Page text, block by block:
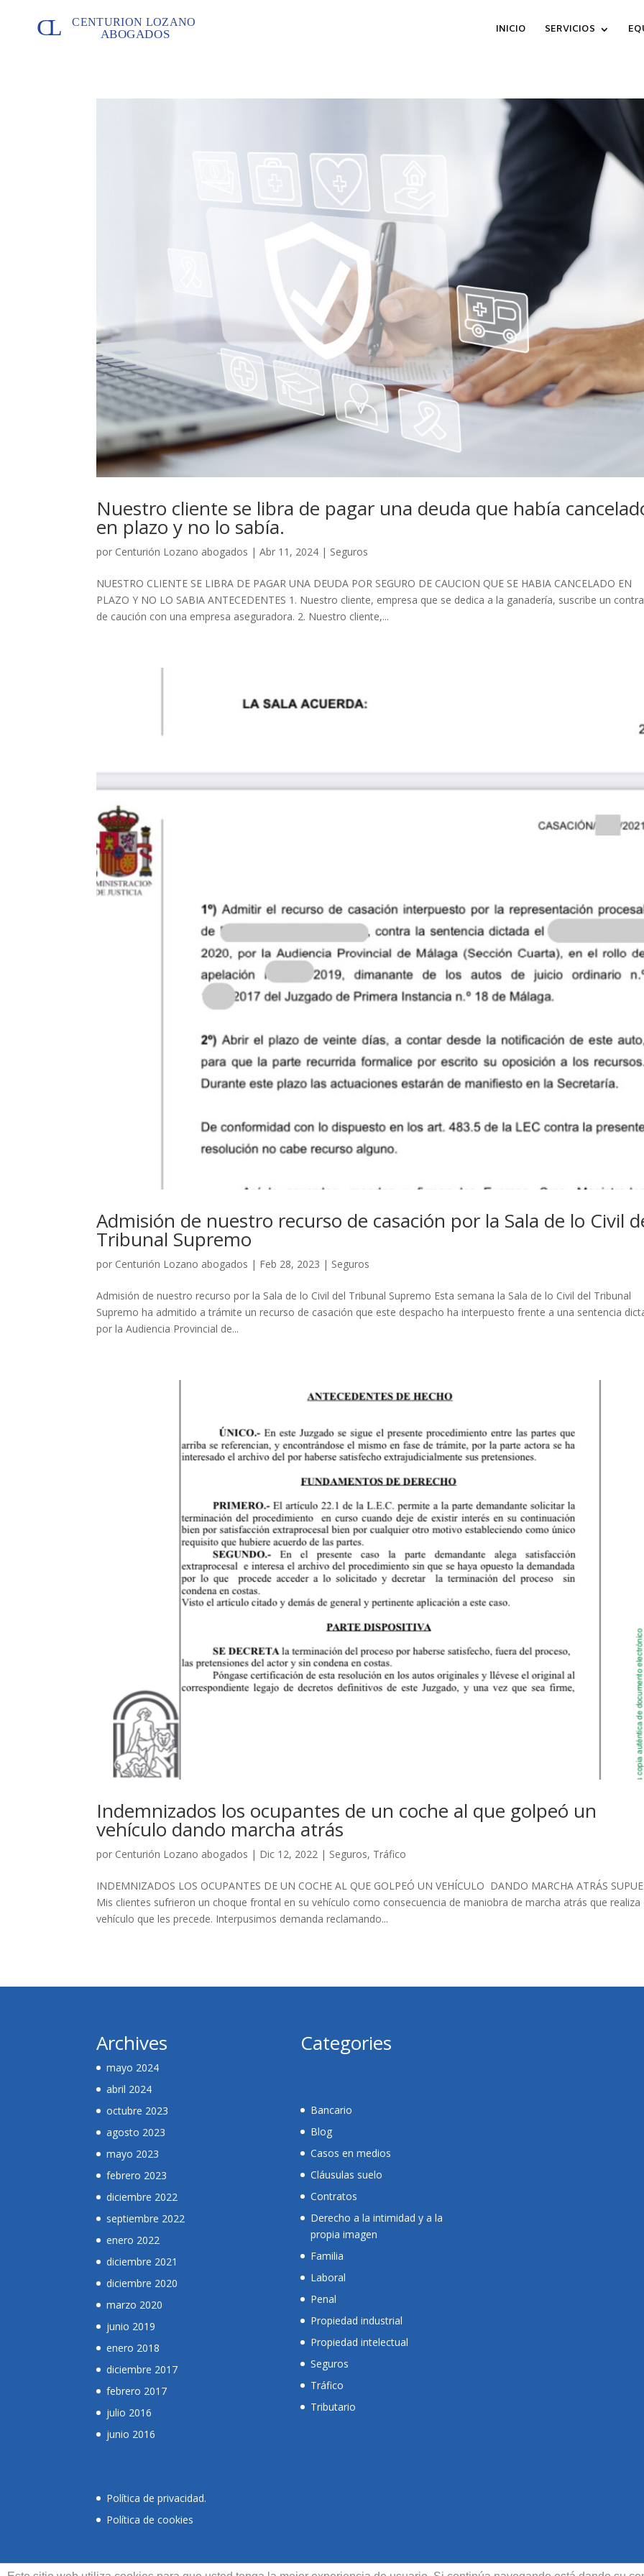
INICIO SERVICIOS
Nuestro cliente se libra de pagar una deuda que había
en plazo y no lo sabía.
por Centurión Lozano abogados |Abr 11, 2024 | Seguros
NUESTRO CLIENTE SE LIBRA DE PAGAR UNA DEUDA POR SEGURO DE CAUCION QUE SE HABIA CANCELADO EN
PLAZO Y NO LO SABIA ANTECEDENTES 1. Nuestro cliente, empresa que se dedica a la ganadería, suscribe un
de caución con una empresa aseguradora. 2. Nuestro cliente,...
Admisión de nuestro recurso de casación por la Sala de lo Civil
Tribunal Supremo
por Centurión Lozano abogados | Feb 28, 2023 | Seguros
Admisión de nuestro recurso por la Sala de lo Civil del Tribunal Supremo Esta semana la Sala de lo Civil del Tribunal
Supremo ha admitido a trámite un recurso de casación que este despacho ha interpuesto frente a una sentencia
por la Audiencia Provincial de...
Indemnizados los ocupantes de un coche al que golpeó un
vehículo dando marcha atrás
por Centurión Lozano abogados | Dic 12, 2022 | Seguros, Tráfico
INDEMNIZADOS LOS OCUPANTES DE UN COCHE AL QUE GOLPEÓ UN VEHÍCULO DANDO MARCHA ATRÁS
Mis clientes sufrieron un choque frontal en su vehículo como consecuencia de maniobra de marcha atrás que realiza
vehículo que les precede. Interpusimos demanda reclamando...
Archives
mayo 2024
abril 2024
octubre 2023
agosto 2023
mayo 2023
febrero 2023
diciembre 2022
septiembre 2022
enero 2022
diciembre 2021
diciembre 2020
marzo 2020
junio 2019
enero 2018
diciembre 2017
febrero 2017
julio 2016
junio 2016
Política de privacidad.
Política de cookies
Categories
Bancario
Blog
Casos en medios
Cláusulas suelo
Contratos
Derecho a la intimidad y a la
propia imagen
Familia
Laboral
Penal
Propiedad industrial
Propiedad intelectual
Seguros
Tráfico
Tributario